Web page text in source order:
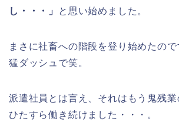
し・・・」
と思い始めました。
まさに社畜への階段を登り始めたので
猛ダッシュで笑。
派遣社員とは言え、それはもう鬼残業
ひたすら働き続けました・・・。